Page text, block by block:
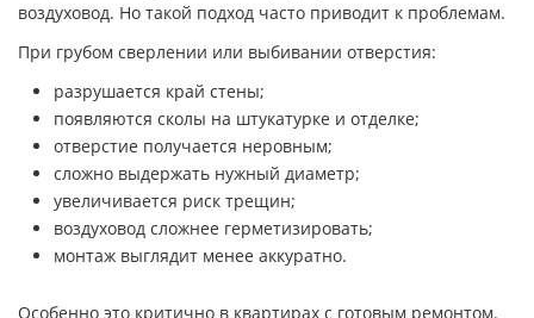
воздуховод. Но такой подход часто приводит к проблемам.
При грубом сверлении или выбивании отверстия:
разрушается край стены;
появляются сколы на штукатурке и отделке;
отверстие получается неровным;
сложно выдержать нужный диаметр;
увеличивается риск трещин;
воздуховод сложнее герметизировать;
монтаж выглядит менее аккуратно.
Особенно это критично в квартирах с готовым ремонтом.